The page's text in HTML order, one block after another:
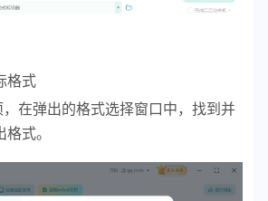
格式
在弹出的格式选择窗口中，找到并
式。